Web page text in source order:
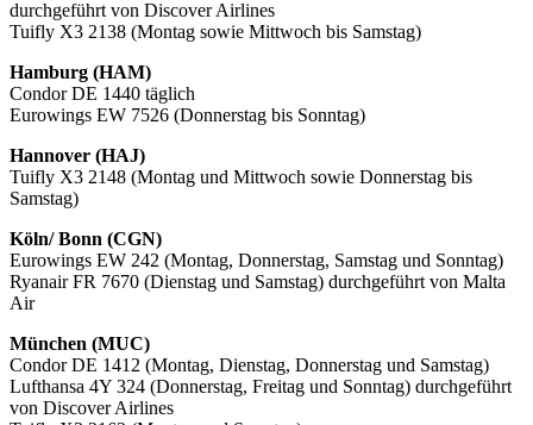
durchgeführt von Discover Airlines
Tuifly X3 2138 (Montag sowie Mittwoch bis Samstag)
Hamburg (HAM)
Condor DE 1440 täglich
Eurowings EW 7526 (Donnerstag bis Sonntag)
Hannover (HAJ)
Tuifly X3 2148 (Montag und Mittwoch sowie Donnerstag bis
Samstag)
Köln/ Bonn (CGN)
Eurowings EW 242 (Montag, Donnerstag, Samstag und Sonntag)
Ryanair FR 7670 (Dienstag und Samstag) durchgeführt von Malta
Air
München (MUC)
Condor DE 1412 (Montag, Dienstag, Donnerstag und Samstag)
Lufthansa 4Y 324 (Donnerstag, Freitag und Sonntag) durchgeführt
von Discover Airlines